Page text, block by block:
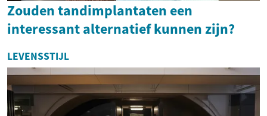
Zouden tandimplantaten een
interessant alternatief kunnen zijn?
LEVENSSTIJL